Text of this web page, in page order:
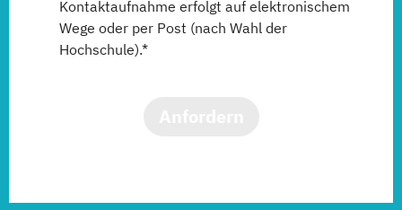
Kontaktaufnahme erfolgt auf elektronischem
Wege oder per Post (nach Wahl der
Hochschule).*